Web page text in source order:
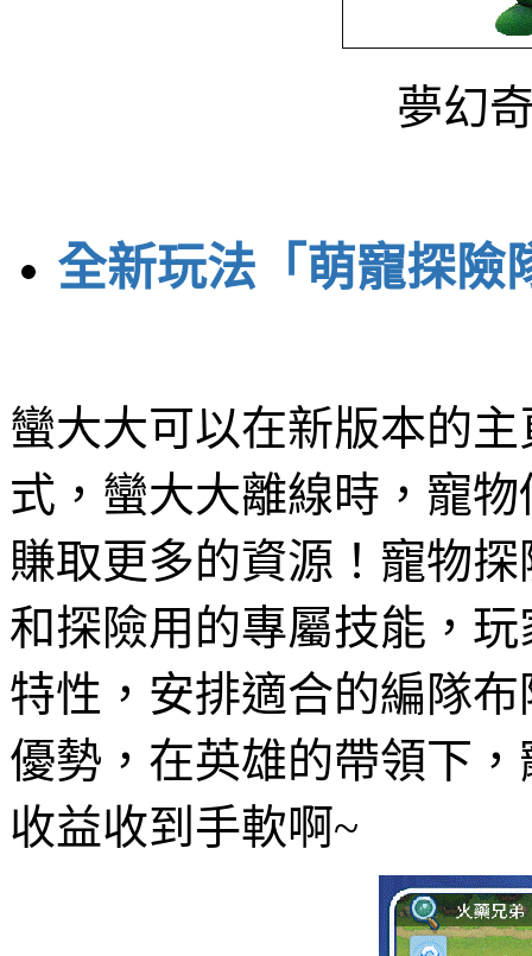
夢幻
全新玩法「萌寵探險
蠻大大可以在新版本的
式，蠻大大離線時，寵
賺取更多的資源！寵物
和探險用的專屬技能，
特性，安排適合的編隊
優勢，在英雄的帶領下
收益收到手軟啊~